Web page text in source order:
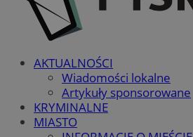
AKTUALNOŚCI
Wiadomości lokalne
Artykuły sponsorowane
KRYMINALNE
MIASTO